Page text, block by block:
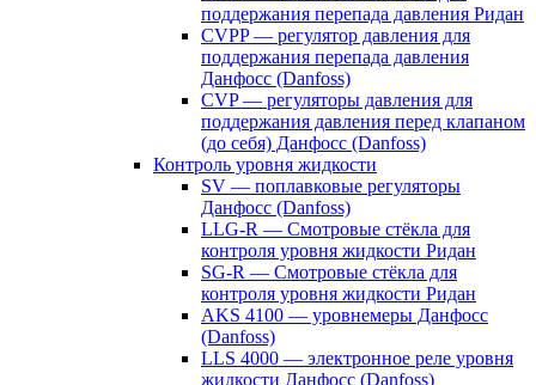
поддержания перепада давления Ридан
CVPP — регулятор давления для
поддержания перепада давления
Данфосс (Danfoss)
CVP — регуляторы давления для
поддержания давления перед клапаном
(до себя) Данфосс (Danfoss)
Контроль уровня жидкости
SV — поплавковые регуляторы
Данфосс (Danfoss)
LLG-R — Смотровые стёкла для
контроля уровня жидкости Ридан
SG-R — Смотровые стёкла для
контроля уровня жидкости Ридан
AKS 4100 — уровнемеры Данфосс
(Danfoss)
LLS 4000 — электронное реле уровня
жидкости Данфосс (Danfoss)